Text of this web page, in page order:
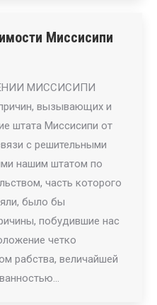
Миссисипи
МИССИСИПИ
вызывающих и
штата Миссисипи от
с решительными
нашим штатом по
часть которого
было бы
побудившие нас
четко
рабства, величайшей